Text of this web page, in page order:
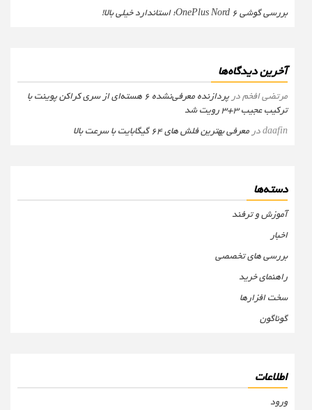
بررسی گوشی OnePlus Nord 6؛ استاندارد خیلی بالا!
آخرین دیدگاه‌ها
مرتضی افخمدر
پردازنده معرفی‌نشده 6 هسته‌ای از سری کراکن پوینت با
ترکیب عجیب 3+3 رویت شد
daafinدرمعرفی بهترین فلش های 64 گیگابایت با سرعت بالا
دسته‌ها
آموزش و ترفند
اخبار
بررسی های تخصصی
راهنمای خرید
سخت افزارها
گوناگون
اطلاعات
ورود